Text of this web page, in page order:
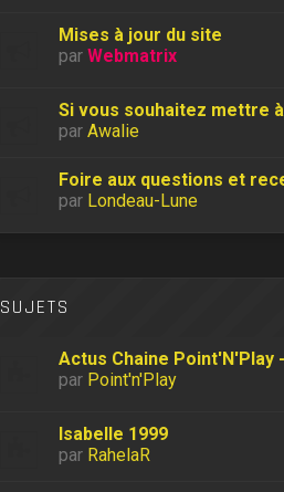
Mises à jour du site
par Webmatrix
Si vous souhaitez mettre
par Awalie
Foire aux questions et
par Londeau-Lune
SUJETS
Actus Chaine Point'N'Play
par Point'n'Play
Isabelle 1999
par RahelaR